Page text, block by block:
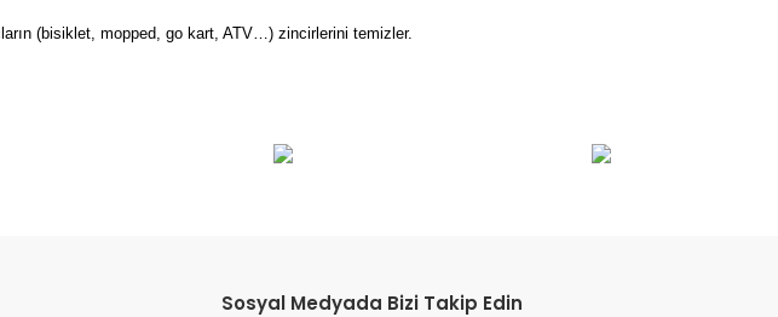
(bisiklet, mopped, go kart, ATV…) zincirlerini temizler.
yapın!
Sosyal Medyada Bizi Takip Edin